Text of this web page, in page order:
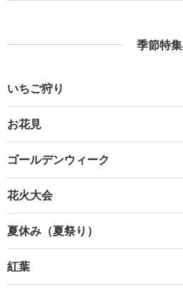
季節特集
いちご狩り
お花見
ゴールデンウィーク
花火大会
夏休み（夏祭り）
紅葉